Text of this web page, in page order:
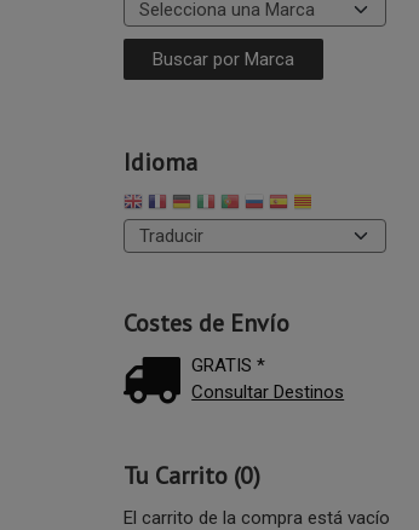
Idioma
Costes de Envío
GRATIS *
Consultar Destinos
Tu Carrito (0)
El carrito de la compra está vacío